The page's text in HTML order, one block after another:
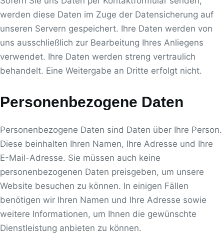
werden diese Daten im Zuge der Datensicherung auf
unseren Servern gespeichert. Ihre Daten werden von
uns ausschließlich zur Bearbeitung Ihres Anliegens
verwendet. Ihre Daten werden streng vertraulich
behandelt. Eine Weitergabe an Dritte erfolgt nicht.
Personenbezogene Daten
Personenbezogene Daten sind Daten über Ihre Person.
Diese beinhalten Ihren Namen, Ihre Adresse und Ihre
E-Mail-Adresse. Sie müssen auch keine
personenbezogenen Daten preisgeben, um unsere
Website besuchen zu können. In einigen Fällen
benötigen wir Ihren Namen und Ihre Adresse sowie
weitere Informationen, um Ihnen die gewünschte
Dienstleistung anbieten zu können.